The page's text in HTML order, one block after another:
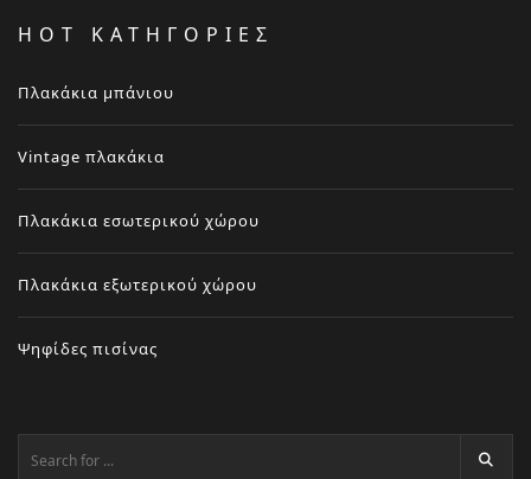
HOT ΚΑΤΗΓΟΡΙΕΣ
Πλακάκια μπάνιου
Vintage πλακάκια
Πλακάκια εσωτερικού χώρου
Πλακάκια εξωτερικού χώρου
Ψηφίδες πισίνας